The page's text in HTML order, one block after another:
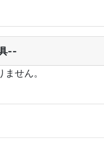
--
せん。